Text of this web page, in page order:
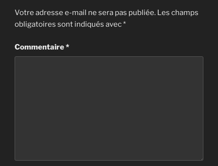
Votre adresse e-mail ne sera pas publiée. Les champs
obligatoires sont indiqués avec*
Commentaire*